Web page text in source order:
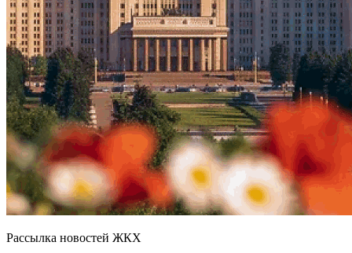
Рассылка новостей ЖКХ